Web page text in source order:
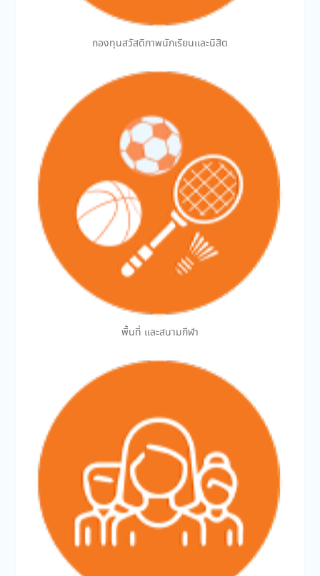
กองทุนสวัสดิภาพนักเรียนและนิสิต
พื้นที่ และสนามกีฬา